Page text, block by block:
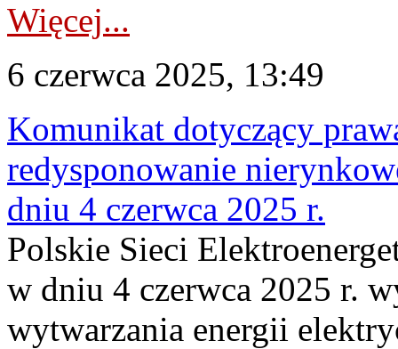
Więcej...
6 czerwca 2025, 13:49
Komunikat dotyczący
redysponowanie
dniu 4 czerwca 2025 r.
Polskie Sieci
w dniu 4 czerwca 2025 r.
wytwarzania energii